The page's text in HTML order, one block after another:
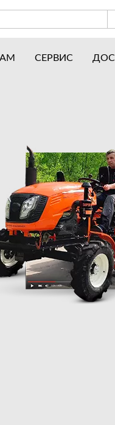
для мотоблоков
СЕРВИС
Наши награды
Новости
Полезные статьи
Отзывы
Вакансии
Гарантия лучшей цены
Видео